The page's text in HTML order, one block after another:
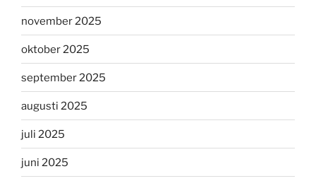
november 2025
oktober 2025
september 2025
augusti 2025
juli 2025
juni 2025